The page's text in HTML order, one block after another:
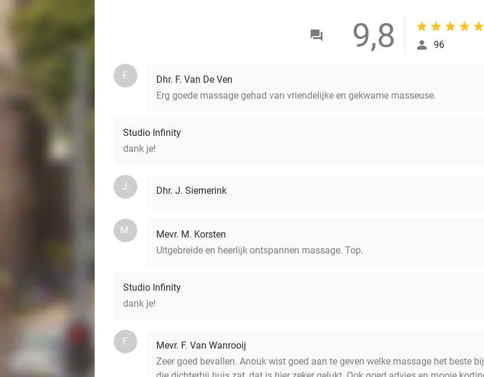
9,8 96
F.
Dhr. F. Van De Ven
Erg goede massage gehad van vriendelijke en gekwame masseuse.
Studio Infinity
dank je!
J. Dhr. J. Siemerink
M.
Mevr. M. Korsten
Uitgebreide en heerlijk ontspannen massage. Top.
Studio Infinity
dank je!
F.
Mevr. F. Van Wanrooij
Zeer goed bevallen. Anouk wist goed aan te geven welke massage het beste